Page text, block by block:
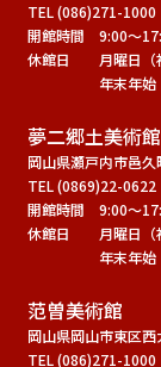
TEL (086)271-1000
開館時間
9:00～
休館日
月曜日（
年末年始
夢二郷土美術
岡山県瀬戸内市邑
TEL (0869)22-0622
開館時間
9:00～
休館日
月曜日（
年末年始
范曽美術館
岡山県岡山市東区
TEL (086)271-1000